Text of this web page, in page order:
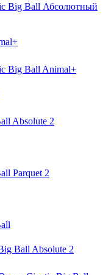
Big Ball Абсолютный
Big Ball Animal+
Absolute 2
Parquet 2